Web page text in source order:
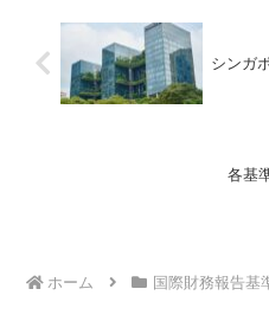
シンガ
各基
ホーム 国際財務報告基